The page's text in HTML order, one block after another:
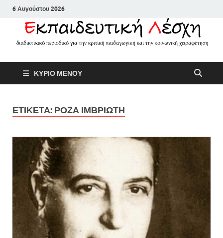
6 Αυγούστου 2026
κριτική παιδαγωγική και την
κοινωνική χειραφέτηση
ΚΥΡΙΟ ΜΕΝΟΥ
ΕΤΙΚΕΤΑ: ΡΟΖΑ ΙΜΒΡΙΩΤΗ